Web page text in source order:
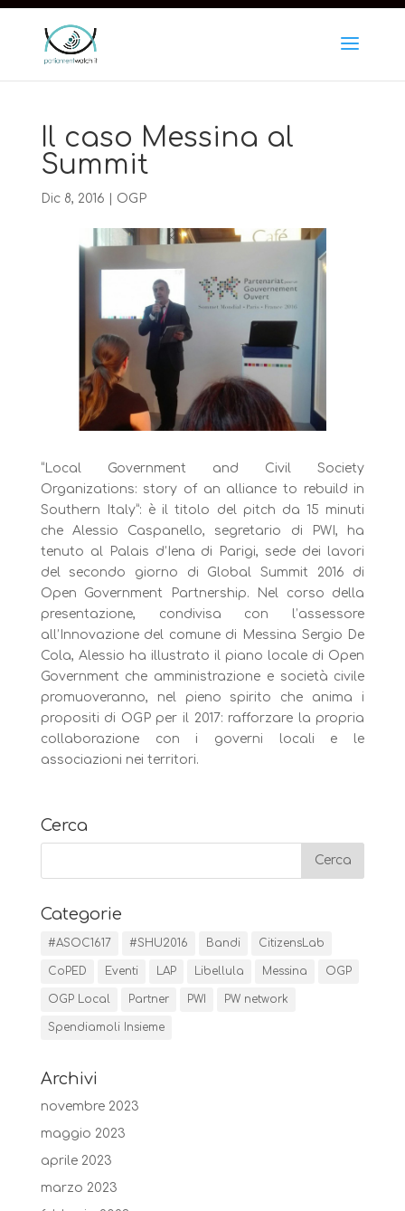
https://www.iubenda.com/privacy-policy/10543258
Il caso Messina al
Summit
Dic 8, 2016 OGP
“Local Government and Civil Society
Organizations: story of an alliance to rebuild in
Southern Italy”: è il titolo del pitch da 15 minuti
che Alessio Caspanello, segretario di PWI, ha
tenuto al Palais d’Iena di Parigi, sede dei lavori
del secondo giorno di Global Summit 2016 di
Open Government Partnership. Nel corso della
presentazione, condivisa con l’assessore
all’Innovazione del comune di Messina Sergio De
Cola, Alessio ha illustrato il piano locale di Open
Government che amministrazione e società civile
promuoveranno, nel pieno spirito che anima i
propositi di OGP per il 2017: rafforzare la propria
collaborazione con i governi locali e le
associazioni nei territori.
Cerca
Categorie
#ASOC1617 #SHU2016 Bandi CitizensLab
CoPED Eventi LAP Libellula Messina OGP
OGP Local Partner PWI PW network
Spendiamoli Insieme
Archivi
novembre 2023
maggio 2023
aprile 2023
marzo 2023